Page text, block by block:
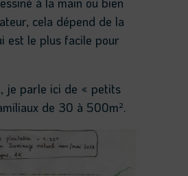
cela dépend de la
est le plus facile pour
je parle ici de « petits
de 30 à 500m².